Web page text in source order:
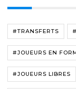
#TRANSFERTS
#JOUEURS EN
#JOUEURS LIBRES